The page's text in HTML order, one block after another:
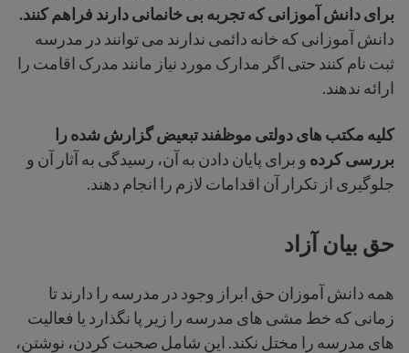
برای دانش آموزانی که تجربه بی خانمانی دارند فراهم کنند.
دانش آموزانی که خانه دائمی ندارند می توانند در مدرسه
ثبت نام کنند حتی اگر مدارک مورد نیاز مانند مدرک اقامت را
ارائه ندهند.
کلیه مکتب های دولتی موظفند تبعیض گزارش شده را
بررسی کرده و برای پایان دادن به آن، رسیدگی به آثار آن و
جلوگیری از تکرار آن اقدامات لازم را انجام دهند.
حق بیان آزاد
همه دانش آموزان حق ابراز وجود در مدرسه را دارندتا
زمانی که خط مشی های مدرسه را زیر پا نگذارد یا فعالیت
های مدرسه را مختل نکند. این شامل صحبت کردن، نوشتن،